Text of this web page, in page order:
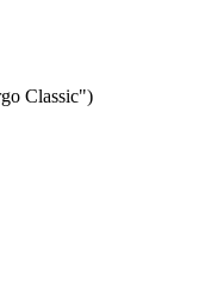
Classic")